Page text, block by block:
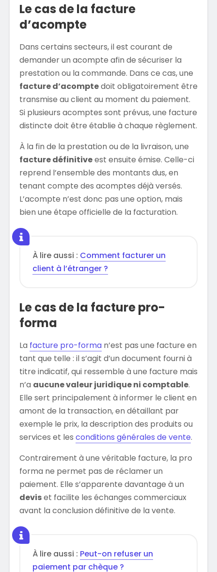
Le cas de la facture
d’acompte
Dans certains secteurs, il est courant de
demander un acompte afin de sécuriser la
prestation ou la commande. Dans ce cas, une
facture d’acomptedoit obligatoirement être
transmise au client au moment du paiement.
Si plusieurs acomptes sont prévus, une facture
distincte doit être établie à chaque règlement.
À la fin de la prestation ou de la livraison, une
facture définitiveest ensuite émise. Celle-ci
reprend l’ensemble des montants dus, en
tenant compte des acomptes déjà versés.
L’acompte n’est donc pas une option, mais
bien une étape officielle de la facturation.
À lire aussi : Comment facturer un
client à l’étranger ?
Le cas de la facture pro-
forma
La facture pro-forma n’est pas une facture en
tant que telle : il s’agit d’un document fourni à
titre indicatif, qui ressemble à une facture mais
n’a aucune valeur juridique ni comptable.
Elle sert principalement à informer le client en
amont de la transaction, en détaillant par
exemple le prix, la description des produits ou
services et les conditions générales de vente.
Contrairement à une véritable facture, la pro
forma ne permet pas de réclamer un
paiement. Elle s’apparente davantage à un
deviset facilite les échanges commerciaux
avant la conclusion définitive de la vente.
À lire aussi : Peut-on refuser un
paiement par chèque ?